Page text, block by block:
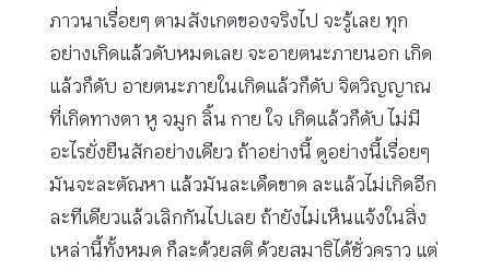
ภาวนาเรื่อยๆ ตามสังเกตของจริงไป จะรู้เลย ทุก
อย่างเกิดแล้วดับหมดเลย จะอายตนะภายนอก เกิด
แล้วก็ดับ อายตนะภายในเกิดแล้วก็ดับ จิตวิญญาณ
ที่เกิดทางตา หู จมูก ลิ้น กาย ใจ เกิดแล้วก็ดับ ไม่มี
อะไรยั่งยืนสักอย่างเดียว ถ้าอย่างนี้ ดูอย่างนี้เรื่อยๆ
มันจะละตัณหา แล้วมันละเด็ดขาด ละแล้วไม่เกิดอีก
ละทีเดียวแล้วเลิกกันไปเลย ถ้ายังไม่เห็นแจ้งในสิ่ง
เหล่านี้ทั้งหมด ก็ละด้วยสติ ด้วยสมาธิได้ชั่วคราว แต่